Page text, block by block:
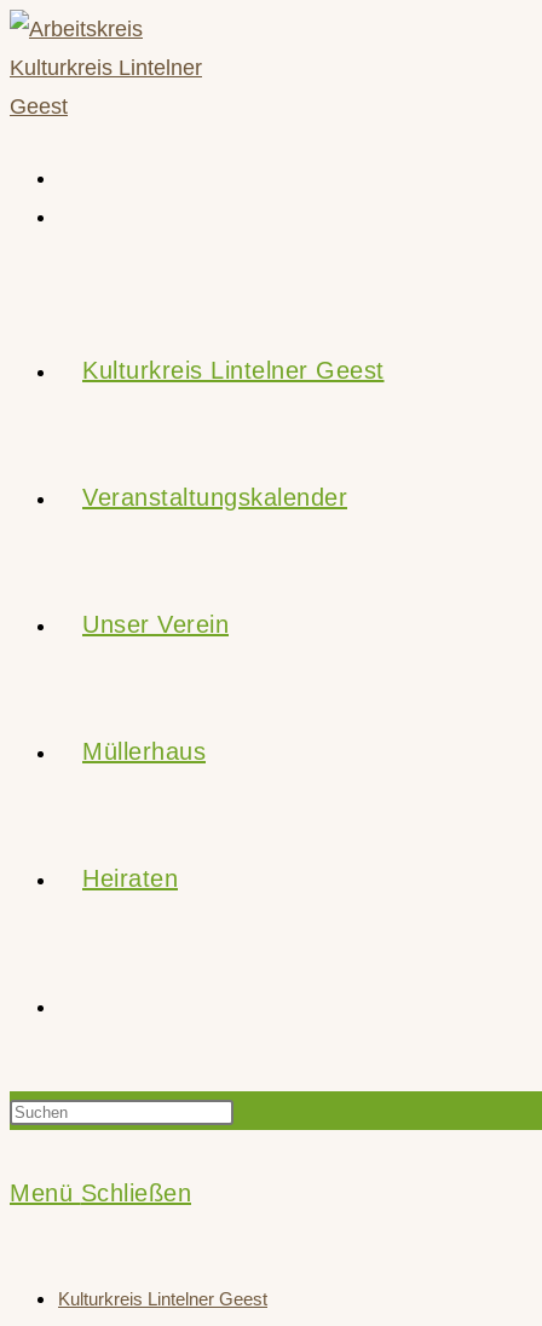
Zum
Inhalt
springen
Kulturkreis Lintelner Geest
Veranstaltungskalender
Unser Verein
Müllerhaus
Heiraten
Suche
Press
search
Menü Schließen
Kulturkreis Lintelner Geest